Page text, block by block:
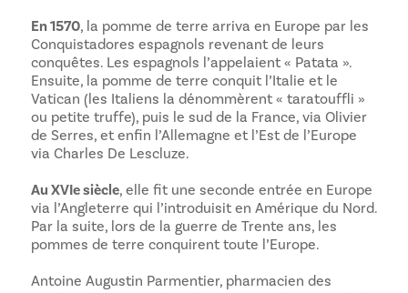
En 1570, la pomme de terre arriva en Europe par les
Conquistadores espagnols revenant de leurs
conquêtes. Les espagnols l’appelaient « Patata ».
Ensuite, la pomme de terre conquit l’Italie et le
Vatican (les Italiens la dénommèrent « taratouffli »
ou petite truffe), puis le sud de la France, via Olivier
de Serres, et enfin l’Allemagne et l’Est de l’Europe
via Charles De Lescluze.
Au XVIe siècle, elle fit une seconde entrée en Europe
via l’Angleterre qui l’introduisit en Amérique du Nord.
Par la suite, lors de la guerre de Trente ans, les
pommes de terre conquirent toute l’Europe.
Antoine Augustin Parmentier, pharmacien des